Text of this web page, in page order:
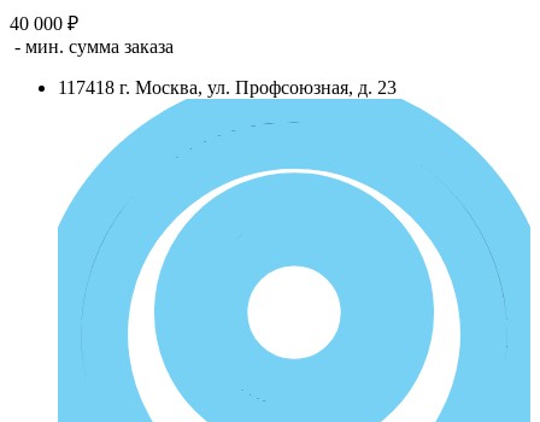
40 000 ₽
- мин. сумма заказа
117418 г. Москва, ул. Профсоюзная, д. 23